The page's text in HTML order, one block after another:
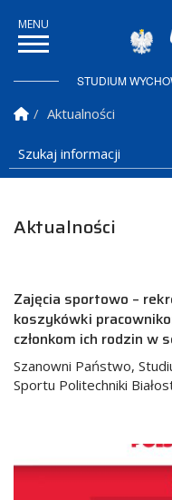
STUDIUM
Strona Główna
Aktualności
Szukaj informacji
Aktualności
Zajęcia sportowo –
koszykówki
członkom ich rodzin
Szanowni Państwo,
Sportu Politechniki